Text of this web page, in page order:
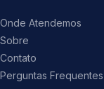
Onde Atendemos
Sobre
Contato
Perguntas Frequentes